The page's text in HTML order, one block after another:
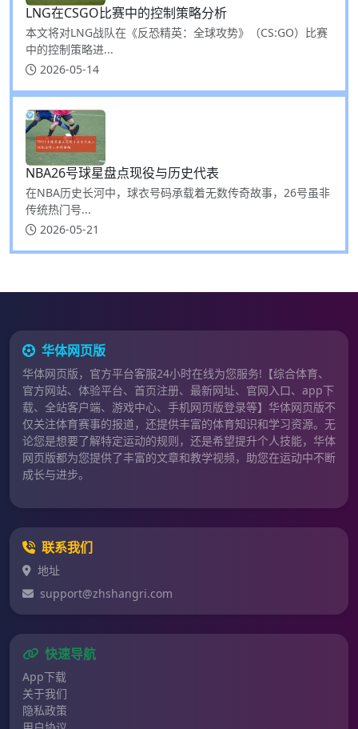
LNG在CSGO比赛中的控制策略分析
本文将对LNG战队在《反恐精英：全球攻势》（CS:GO）比赛
中的控制策略进...
2026-05-14
NBA26号球星盘点现役与历史代表
在NBA历史长河中，球衣号码承载着无数传奇故事，26号虽非
传统热门号...
2026-05-21
华体网页版
华体网页版，官方平台客服24小时在线为您服务!【综合体育、
官方网站、体验平台、首页注册、最新网址、官网入口、app下
载、全站客户端、游戏中心、手机网页版登录等】华体网页版不
仅关注体育赛事的报道，还提供丰富的体育知识和学习资源。无
论您是想要了解特定运动的规则，还是希望提升个人技能，华体
网页版都为您提供了丰富的文章和教学视频，助您在运动中不断
成长与进步。
联系我们
地址
support@zhshangri.com
快速导航
App下载
关于我们
隐私政策